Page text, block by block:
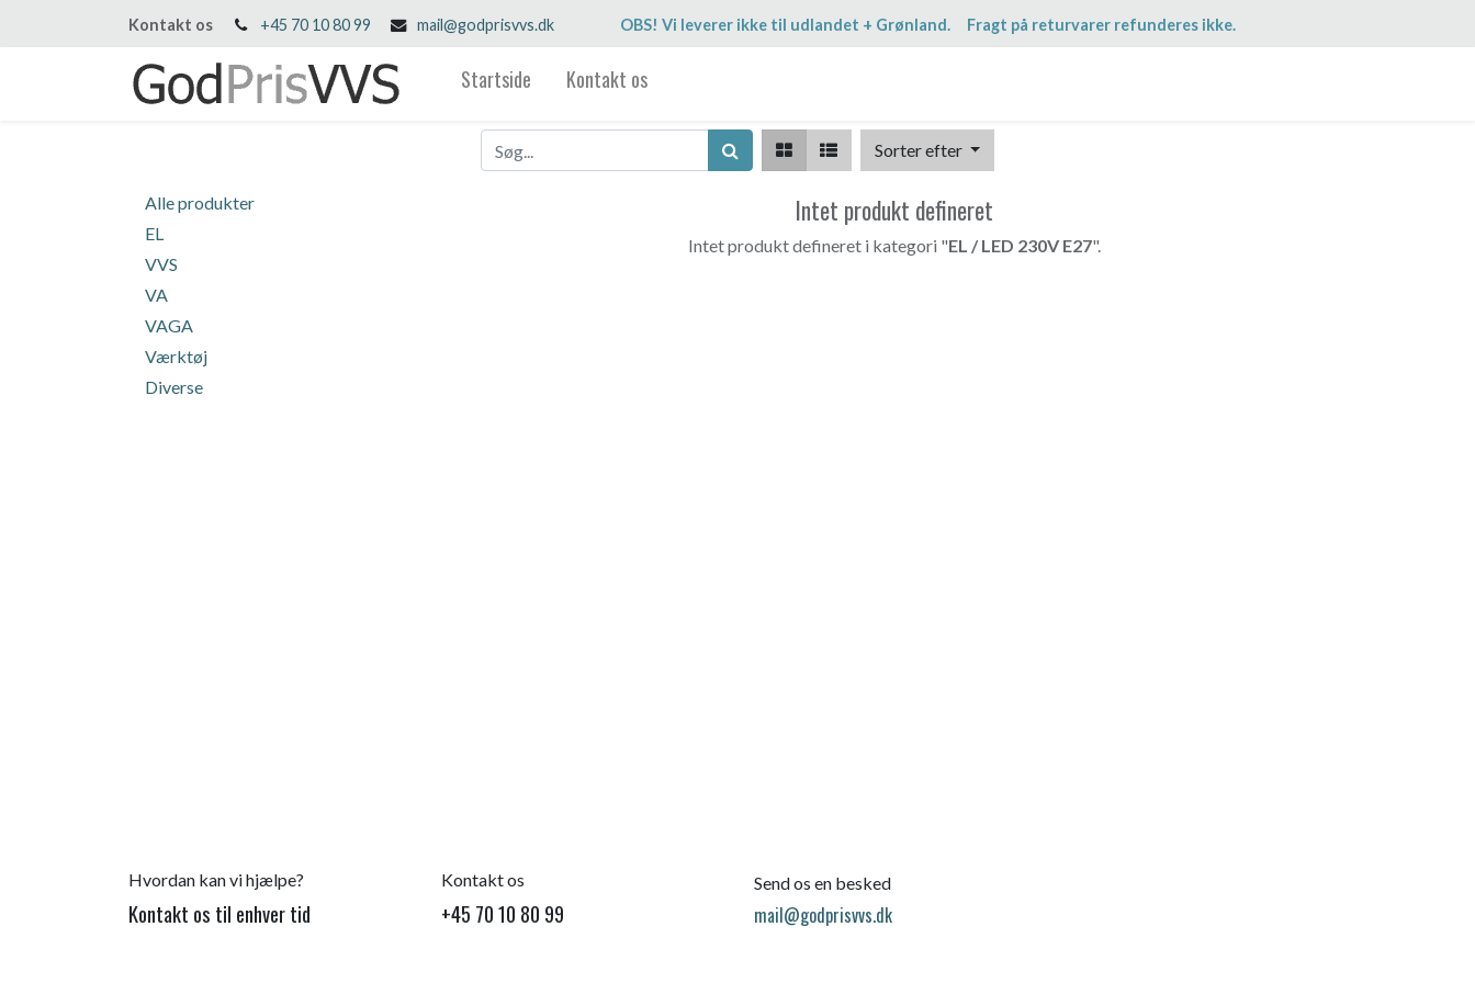
Kontakt os +45 70 10 80 99 mail@godprisvvs.dk OBS! Vi leverer ikke til udlandet + Grønland. Fragt på returvarer refunderes ikke.
Startside Kontakt os
Sorter efter
Alle produkter
EL
VVS
VA
VAGA
Værktøj
Diverse
Intet produkt defineret
Intet produkt defineret i kategori "EL / LED 230V E27".
Hvordan kan vi hjælpe?
Kontakt os til enhver tid
Kontakt os
+45 70 10 80 99
Send os en besked
mail@godprisvvs.dk